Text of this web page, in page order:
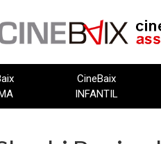
CineBaix
INFANTIL